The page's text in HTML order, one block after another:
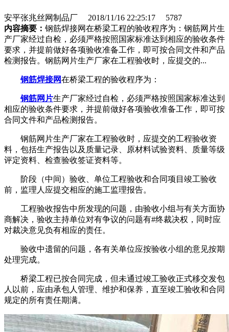
安平张兆丝网制品厂 2018/11/16 22:25:17
5787
内容摘要： 钢筋焊接网在桥梁工程的验收程序为：钢筋网片生
产厂家经过自检，必须严格按照国家标准达到相应的验收条件
要求，并提前做好各项验收准备工作，即可按合同文件和产品
检测报告。钢筋网片生产厂家在工程验收时，应提交的...
钢筋焊接网在桥梁工程的验收程序为：
钢筋网片生产厂家经过自检，必须严格按照国家标准达到
相应的验收条件要求，并提前做好各项验收准备工作，即可按
合同文件和产品检测报告。
钢筋网片生产厂家在工程验收时，应提交的工程验收资
料，包括生产报告以及质量记录、原材料试验资料、质量等级
评定资料、检查验收签证资料等。
阶段（中间）验收、单位工程验收和合同项目竣工验收
前，监理人应提交相应的施工监理报告。
工程验收报告中所发现的问题，由验收小组与有关方面协
商解决，验收主持单位对有争议的问题有#终裁决权，同时应
对裁决意见负有相应的责任。
验收中遗留的问题，各有关单位应按验收小组的意见按期
处理完成。
桥梁工程已按合同完成，但未通过竣工验收正式移交发包
人以前，应由承包人管理、维护和保养，直至竣工验收和合同
规定的所有责任期满。